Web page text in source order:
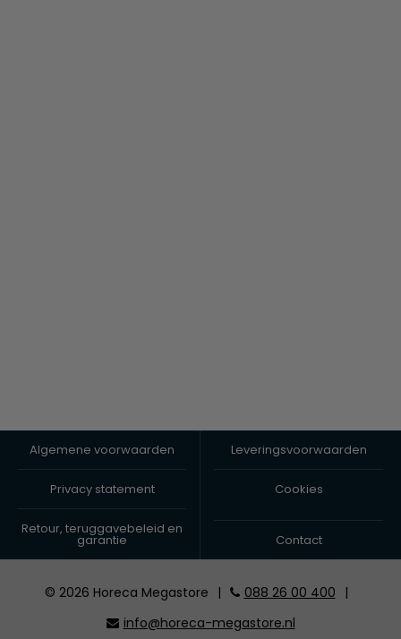
Algemene voorwaarden Leveringsvoorwaarden
Privacy statement Cookies
Retour, teruggavebeleid en
garantie Contact
© 2026 Horeca Megastore | 088 26 00 400
|
info@horeca-megastore.nl